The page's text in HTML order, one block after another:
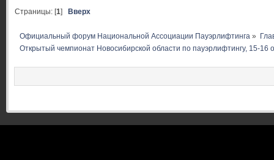
Страницы: [1] Вверх
Официальный форум Национальной Ассоциации Пауэрлифтинга »
Открытый чемпионат Новосибирской области по пауэрлифтингу, 15-16